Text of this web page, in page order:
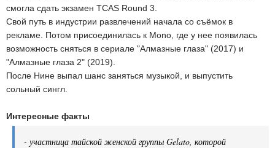
смогла сдать экзамен TCAS Round 3.
Свой путь в индустрии развлечений начала со съёмок в
рекламе. Потом присоединилась к Mono, где у нее появилась
возможность сняться в сериале "Алмазные глаза" (2017) и
"Алмазные глаза 2" (2019).
После Нине выпал шанс заняться музыкой, и выпустить
сольный сингл.
Интересные факты
- участница тайской женской группы Gelato, которой